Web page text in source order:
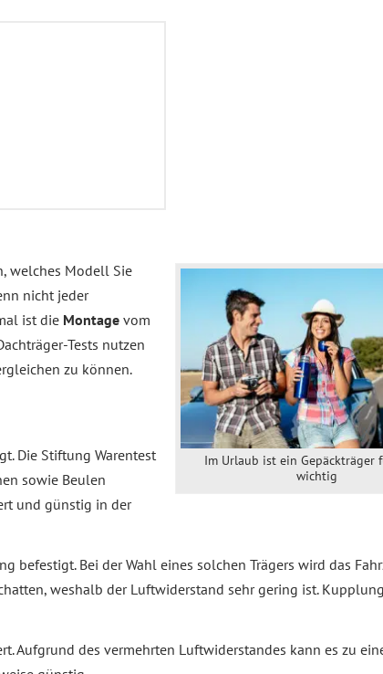
Im Urlaub ist ein Gepäckträger
wichtig
welches Modell Sie
nicht jeder
ist die Montage vom
Tests nutzen
zu können.
Die Stiftung Warentest
sowie Beulen
und günstig in der
befestigt. Bei der Wahl eines solchen Trägers wird das
weshalb der Luftwiderstand sehr gering ist.
Aufgrund des vermehrten Luftwiderstandes kann es zu